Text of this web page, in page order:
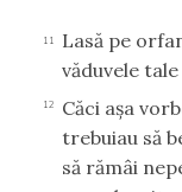
11
Lasă pe
văduvele
12 Căci aşa
trebuiau să
să rămâi